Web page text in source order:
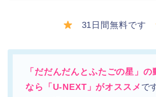
31日間無料です
「だだんだんとふたごの星」の
なら「U-NEXT」がオススメ で